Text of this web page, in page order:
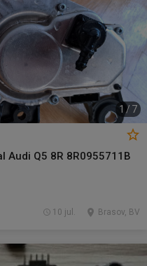
1 / 7
Q5 8R 8R0955711B
Brasov, BV
10 jul.